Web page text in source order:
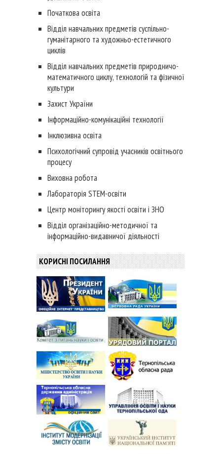
Початкова освіта
Відділ навчальних предметів суспільно-
гуманітарного та художньо-естетичного
циклів
Відділ навчальних предметів природничо-
математичного циклу, технологій та фізичної
культури
Захист України
Інформаційно-комунікаційні технології
Інклюзивна освіта
Психологічний супровід учасників освітнього
процесу
Виховна робота
Лабораторія STEM-освіти
Центр моніторингу якості освіти і ЗНО
Відділ організаційно-методичної та
інформаційно-видавничої діяльності
КОРИСНІ ПОСИЛАННЯ